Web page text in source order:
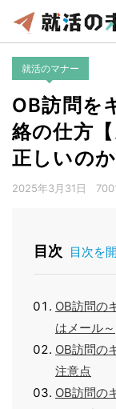
就活のマナー
OB訪問を
絡の仕方
正しいのか
2025年3月31日
目次 目次を
OB訪問の
はメール～
OB訪問の
注意点
OB訪問の